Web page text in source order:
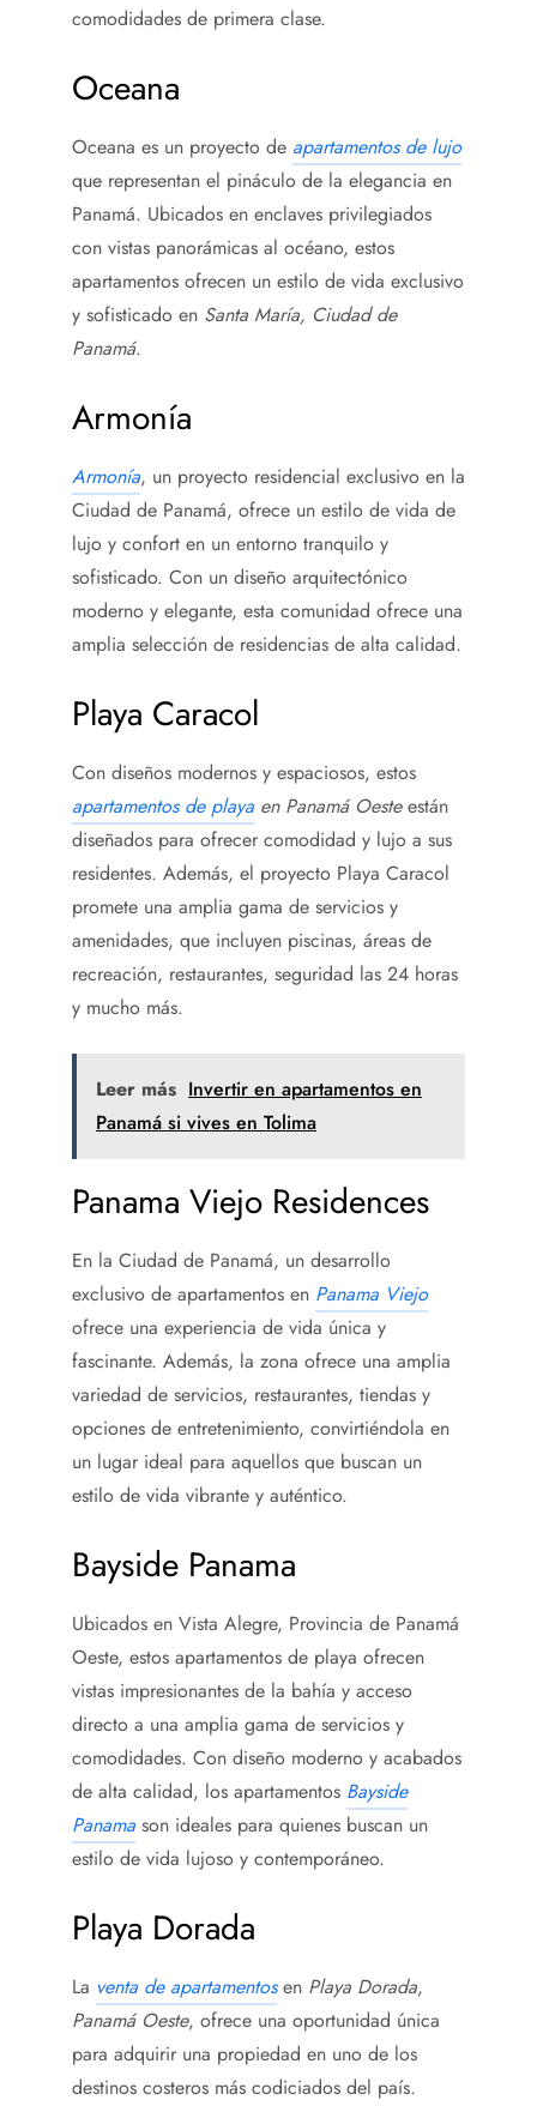
comodidades de primera clase.
Oceana
Oceana es un proyecto de apartamentos de lujo
que representan el pináculo de la elegancia en
Panamá. Ubicados en enclaves privilegiados
con vistas panorámicas al océano, estos
apartamentos ofrecen un estilo de vida exclusivo
y sofisticado en Santa María, Ciudad de
Panamá.
Armonía
Armonía, un proyecto residencial exclusivo en la
Ciudad de Panamá, ofrece un estilo de vida de
lujo y confort en un entorno tranquilo y
sofisticado. Con un diseño arquitectónico
moderno y elegante, esta comunidad ofrece una
amplia selección de residencias de alta calidad.
Playa Caracol
Con diseños modernos y espaciosos, estos
apartamentos de playa en Panamá Oesteestán
diseñados para ofrecer comodidad y lujo a sus
residentes. Además, el proyecto Playa Caracol
promete una amplia gama de servicios y
amenidades, que incluyen piscinas, áreas de
recreación, restaurantes, seguridad las 24 horas
y mucho más.
Leer más Invertir en apartamentos en
Panamá si vives en Tolima
Panama Viejo Residences
En la Ciudad de Panamá, un desarrollo
exclusivo de apartamentos en Panama Viejo
ofrece una experiencia de vida única y
fascinante. Además, la zona ofrece una amplia
variedad de servicios, restaurantes, tiendas y
opciones de entretenimiento, convirtiéndola en
un lugar ideal para aquellos que buscan un
estilo de vida vibrante y auténtico.
Bayside Panama
Ubicados en Vista Alegre, Provincia de Panamá
Oeste, estos apartamentos de playa ofrecen
vistas impresionantes de la bahía y acceso
directo a una amplia gama de servicios y
comodidades. Con diseño moderno y acabados
de alta calidad, los apartamentos Bayside
Panama son ideales para quienes buscan un
estilo de vida lujoso y contemporáneo.
Playa Dorada
La venta de apartamentosen Playa Dorada,
Panamá Oeste, ofrece una oportunidad única
para adquirir una propiedad en uno de los
destinos costeros más codiciados del país.